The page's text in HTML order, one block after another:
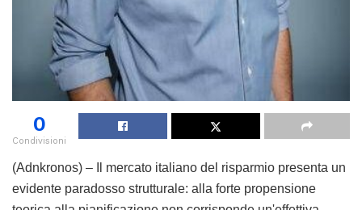
0
Condivisioni
(Adnkronos) – Il mercato italiano del risparmio presenta un
evidente paradosso strutturale: alla forte propensione